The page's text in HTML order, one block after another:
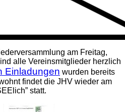
am Freitag,
alle Vereinsmitglieder herzlich
Einladungen wurden bereits
findet die JHV wieder am
statt.